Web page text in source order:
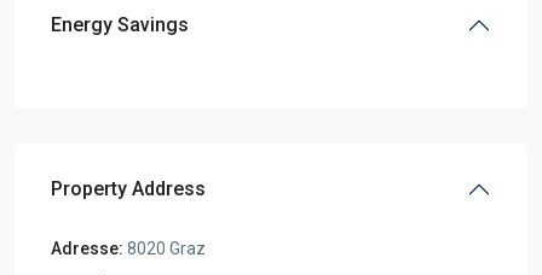
Energy Savings
Property Address
Adresse: 8020 Graz